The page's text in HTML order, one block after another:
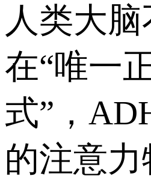
人类大
在“唯一
式”，
的注意力